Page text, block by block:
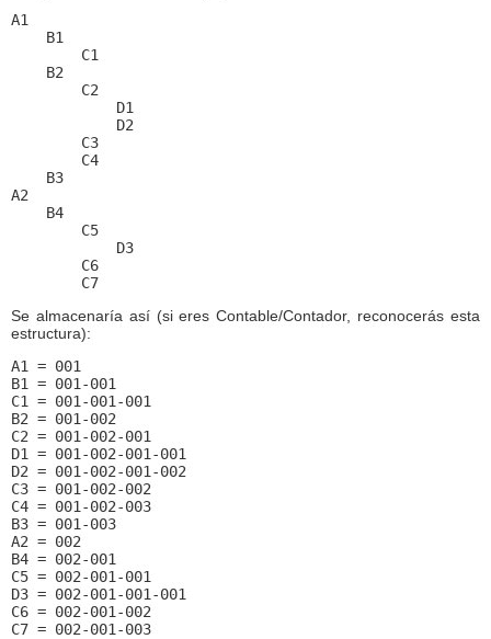
A1
    B1
        C1
    B2
        C2
            D1
            D2
        C3
        C4
    B3
A2
    B4
        C5
            D3
        C6
        C7
Se almacenaría así (si eres Contable/Contador, reconocerás esta
estructura):
A1 = 001
B1 = 001-001
C1 = 001-001-001
B2 = 001-002
C2 = 001-002-001
D1 = 001-002-001-001
D2 = 001-002-001-002
C3 = 001-002-002
C4 = 001-002-003
B3 = 001-003
A2 = 002
B4 = 002-001
C5 = 002-001-001
D3 = 002-001-001-001
C6 = 002-001-002
C7 = 002-001-003